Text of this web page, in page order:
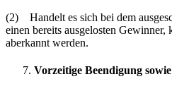
(2) Handelt es sich bei dem
einen bereits ausgelosten
aberkannt werden.
Vorzeitige Beendigung